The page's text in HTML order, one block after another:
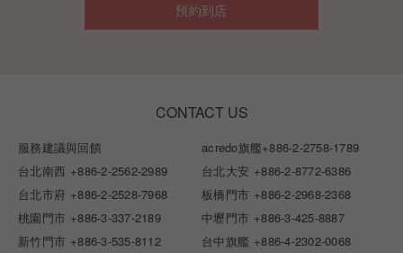
預約到店
CONTACT US
服務建議與回饋 acredo旗艦+886-2-2758-1789
台北南西 +886-2-2562-2989 台北大安 +886-2-8772-6386
台北市府 +886-2-2528-7968 板橋門市 +886-2-2968-2368
桃園門市 +886-3-337-2189 中壢門市 +886-3-425-8887
新竹門市 +886-3-535-8112 台中旗艦 +886-4-2302-0068